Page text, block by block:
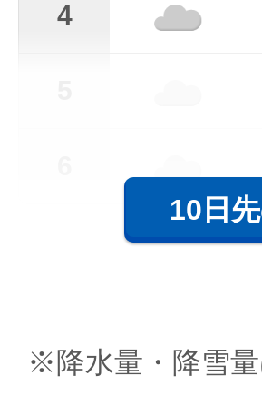
4
10日
※降水量・降雪